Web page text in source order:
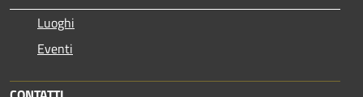
Luoghi
Eventi